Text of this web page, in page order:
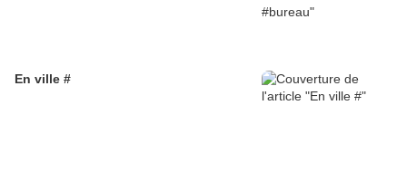
En ville #